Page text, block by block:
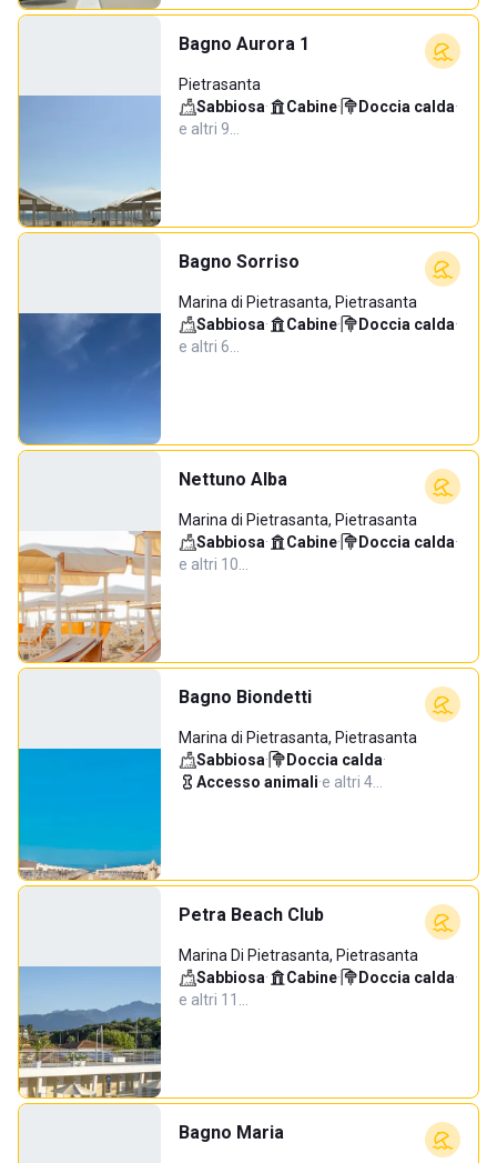
Bagno Aurora 1
Pietrasanta
Sabbiosa· Cabine· Doccia calda·
e altri 9…
Bagno Sorriso
Marina di Pietrasanta, Pietrasanta
Sabbiosa· Cabine· Doccia calda·
e altri 6…
Nettuno Alba
Marina di Pietrasanta, Pietrasanta
Sabbiosa· Cabine· Doccia calda·
e altri 10…
Bagno Biondetti
Marina di Pietrasanta, Pietrasanta
Sabbiosa· Doccia calda·
Accesso animali·e altri 4…
Petra Beach Club
Marina Di Pietrasanta, Pietrasanta
Sabbiosa· Cabine· Doccia calda·
e altri 11…
Bagno Maria